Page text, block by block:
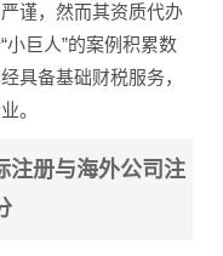
谨，然而其资质代办
巨人”的案例积累数
具备基础财税服务，
。
册与海外公司注